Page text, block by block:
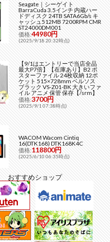
Seagate｜シーゲイト
BarraCuda 3.5インチ 内蔵ハー
ドディスク 24TB SATA6Gb/s キ
ャッシュ512MB 7200RPM CMR
ST24000DM001
価格:44980円
(2025/9/18 20:32時点)
【9/1はエントリーで当店全品
最大P7倍】【在庫あり】B2 ポ
スターファイル 24枚収納 12ポ
ケット 515×728mm ベルソス
ブラック VS-Z01-BK 大きいファ
イル アニメ 保管 保存【/srm】
価格:3700円
(2025/9/1 07:38時点)
WACOM Wacom Cintiq
16(DTK168) DTK168K4C
価格:118800円
(2025/6/10 06:35時点)
おすすめショップ